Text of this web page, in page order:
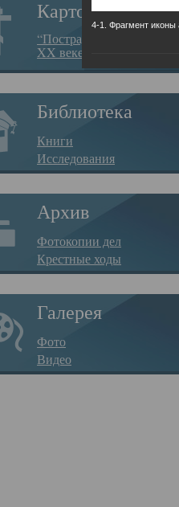
Картотека
“Пострадавшие за веру в
XX веке на Севере”
Библиотека
Книги
Исследования
Архив
Фотокопии дел
Крестные ходы
Галерея
Фото
Видео
4-1. Фрагмент иконы